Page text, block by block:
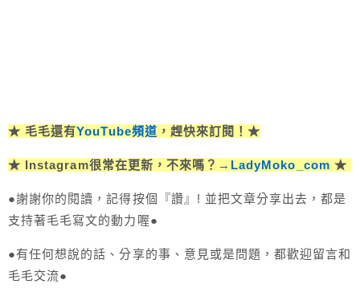
★ 毛毛還有YouTube頻道 ，趕快來訂閱！★
★ Instagram很常在更新，不來嗎？→ LadyMoko_com ★
●謝謝你的閱讀，記得按個『讚』! 並把文章分享出去，都是
支持著毛毛寫文的動力喔●
●有任何想說的話、分享的事、意見或是問題，都歡迎留言和
毛毛交流●